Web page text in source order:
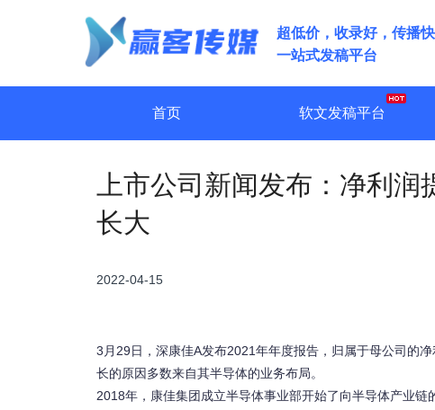
超低价，收录好，传播快
一站式发稿平台
首页 软文发稿平台
上市公司新闻发布：净利
长大
2022-04-15
3月29日，深康佳A发布2021年年度报告，归属于母公司的
长的原因多数来自其半导体的业务布局。
2018年，康佳集团成立半导体事业部开始了向半导体产业链